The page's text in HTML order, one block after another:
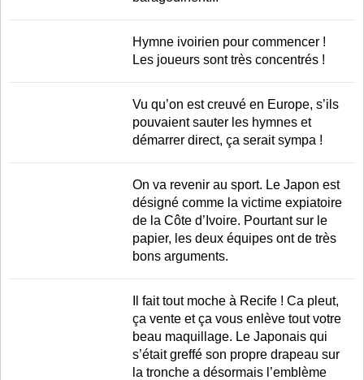
Hymne ivoirien pour commencer !
Les joueurs sont très concentrés !
Vu qu’on est creuvé en Europe, s’ils
pouvaient sauter les hymnes et
démarrer direct, ça serait sympa !
On va revenir au sport. Le Japon est
désigné comme la victime expiatoire
de la Côte d’Ivoire. Pourtant sur le
papier, les deux équipes ont de très
bons arguments.
Il fait tout moche à Recife ! Ca pleut,
ça vente et ça vous enlève tout votre
beau maquillage. Le Japonais qui
s’était greffé son propre drapeau sur
la tronche a désormais l’emblème